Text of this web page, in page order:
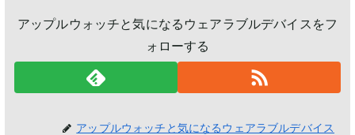
アップルウォッチと気になるウェアラブルデバイスをフ
ォローする
アップルウォッチと気になるウェアラブルデバイス